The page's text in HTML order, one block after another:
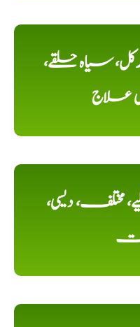
سیاہ حلقے،
علاج
مختلف، دیسی،